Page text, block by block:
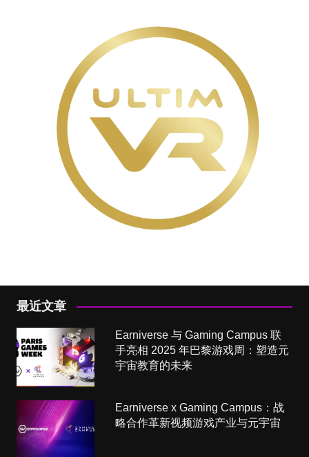
最近文章
Earniverse 与 Gaming Campus 联
手亮相 2025 年巴黎游戏周：塑造元
宇宙教育的未来
Earniverse x Gaming Campus：战
略合作革新视频游戏产业与元宇宙